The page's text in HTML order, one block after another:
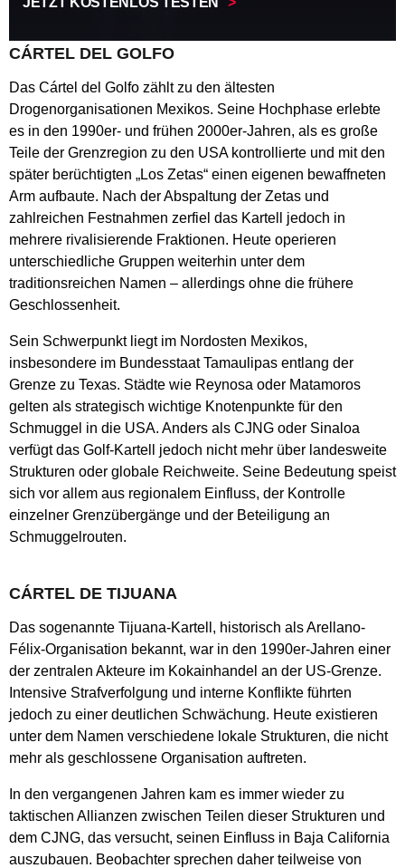
CÁRTEL DEL GOLFO
Das Cártel del Golfo zählt zu den ältesten
Drogenorganisationen Mexikos. Seine Hochphase erlebte
es in den 1990er- und frühen 2000er-Jahren, als es große
Teile der Grenzregion zu den USA kontrollierte und mit den
später berüchtigten „Los Zetas“ einen eigenen bewaffneten
Arm aufbaute. Nach der Abspaltung der Zetas und
zahlreichen Festnahmen zerfiel das Kartell jedoch in
mehrere rivalisierende Fraktionen. Heute operieren
unterschiedliche Gruppen weiterhin unter dem
traditionsreichen Namen – allerdings ohne die frühere
Geschlossenheit.
Sein Schwerpunkt liegt im Nordosten Mexikos,
insbesondere im Bundesstaat Tamaulipas entlang der
Grenze zu Texas. Städte wie Reynosa oder Matamoros
gelten als strategisch wichtige Knotenpunkte für den
Schmuggel in die USA. Anders als CJNG oder Sinaloa
verfügt das Golf-Kartell jedoch nicht mehr über landesweite
Strukturen oder globale Reichweite. Seine Bedeutung speist
sich vor allem aus regionalem Einfluss, der Kontrolle
einzelner Grenzübergänge und der Beteiligung an
Schmuggelrouten.
CÁRTEL DE TIJUANA
Das sogenannte Tijuana-Kartell, historisch als Arellano-
Félix-Organisation bekannt, war in den 1990er-Jahren einer
der zentralen Akteure im Kokainhandel an der US-Grenze.
Intensive Strafverfolgung und interne Konflikte führten
jedoch zu einer deutlichen Schwächung. Heute existieren
unter dem Namen verschiedene lokale Strukturen, die nicht
mehr als geschlossene Organisation auftreten.
In den vergangenen Jahren kam es immer wieder zu
taktischen Allianzen zwischen Teilen dieser Strukturen und
dem CJNG, das versucht, seinen Einfluss in Baja California
auszubauen. Beobachter sprechen daher teilweise von